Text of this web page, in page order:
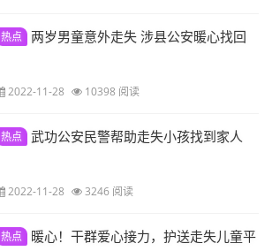
热点 两岁男童意外走失 涉县公安暖心找回
2022-11-28 10398 阅读
热点 武功公安民警帮助走失小孩找到家人
2022-11-28 3246 阅读
热点
暖心！干群爱心接力，护送走失儿童平